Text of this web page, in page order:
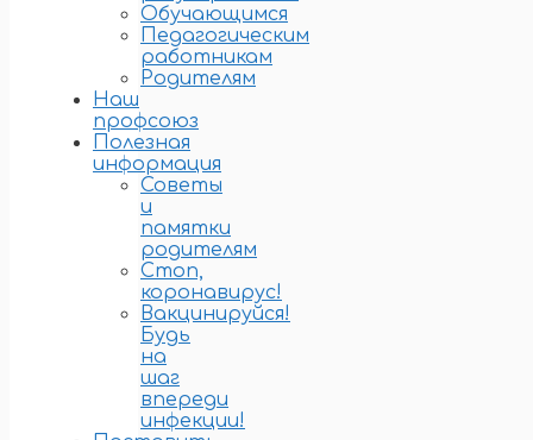
Обучающимся
Педагогическим
работникам
Родителям
Наш
профсоюз
Полезная
информация
Советы
и
памятки
родителям
Стоп,
коронавирус!
Вакцинируйся!
Будь
на
шаг
впереди
инфекции!